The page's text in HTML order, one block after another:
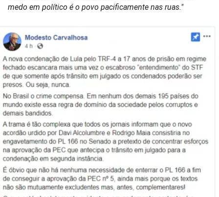
medo em político é o povo pacificamente nas ruas."